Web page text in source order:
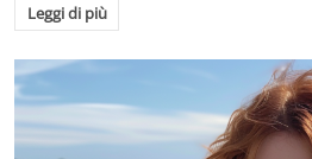
Leggi di più